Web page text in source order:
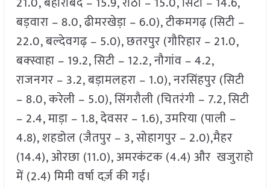
बड़वारा – 8.0, ढीमरखेड़ा – 6.0), टीकमगढ़ (सिटी –
22.0, बल्देवगढ़ – 5.0), छतरपुर (गौरिहार – 21.0,
बक्स्वाहा – 19.2, सिटी – 12.2, नौगांव – 4.2,
राजनगर – 3.2, बड़ामलहरा – 1.0), नरसिंहपुर (सिटी
– 8.0, करेली – 5.0), सिंगरौली (चितरंगी – 7.2, सिटी
– 2.4, माड़ा – 1.8, देवसर – 1.6), उमरिया (पाली –
4.8), शहडोल (जैतपुर – 3, सोहागपुर – 2.0),मैहर
(14.4), ओरछा (11.0), अमरकंटक (4.4) और खजुराहो
में (2.4) मिमी वर्षा दर्ज़ की गई।